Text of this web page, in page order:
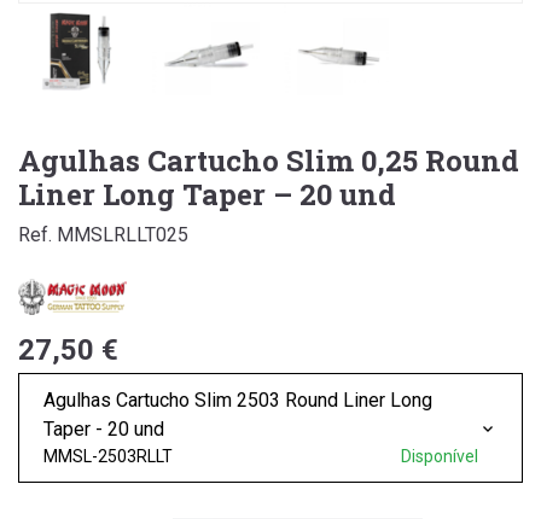
Agulhas Cartucho Slim 0,25 Round
Liner Long Taper – 20 und
Ref. MMSLRLLT025
27,50 €
Agulhas Cartucho Slim 2503 Round Liner Long
Taper - 20 und
MMSL-2503RLLT Disponível